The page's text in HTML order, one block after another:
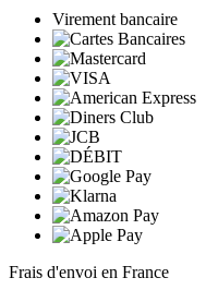
Virement bancaire
Frais d'envoi en France